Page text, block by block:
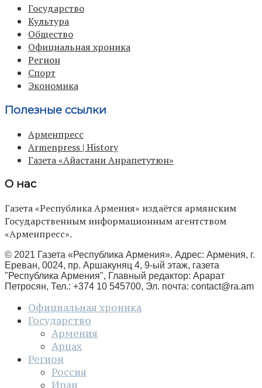
Государство
Культура
Общество
Официальная хроника
Регион
Спорт
Экономика
Полезные ссылки
Арменпресс
Armenpress | History
Газета «Айастани Анрапетутюн»
О нас
Газета «Республика Армения» издаётся армянским
Государственным информационным агентством
«Арменпресс».
© 2021 Газета «Республика Армения». Адрес: Армения, г.
Ереван, 0024, пр. Аршакуняц 4, 9-ый этаж, газета
"Республика Армения", Главный редактор: Арарат
Петросян, Тел.: +374 10 545700, Эл. почта: contact@ra.am
Официальная хроника
Государство
Армения
Арцах
Регион
Россия
Иран